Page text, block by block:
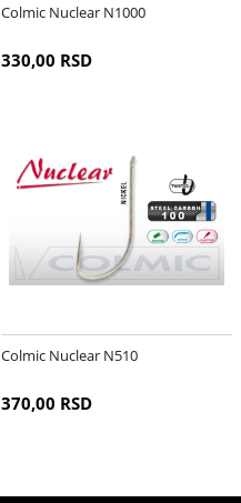
Colmic Nuclear N1000
330,00 RSD
Colmic Nuclear N510
370,00 RSD